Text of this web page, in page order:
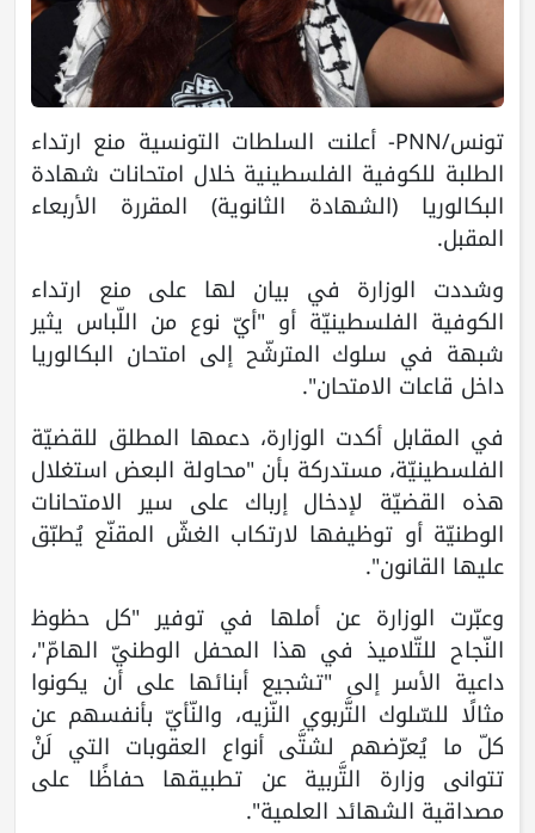
تونس/PNN- أعلنت السلطات التونسية منع ارتداء
الطلبة للكوفية الفلسطينية خلال امتحانات شهادة
البكالوريا (الشهادة الثانوية) المقررة الأربعاء
المقبل.
وشددت الوزارة في بيان لها على منع ارتداء
الكوفية الفلسطينيّة أو "أيّ نوع من اللّباس يثير
شبهة في سلوك المترشّح إلى امتحان البكالوريا
داخل قاعات الامتحان".
في المقابل أكدت الوزارة، دعمها المطلق للقضيّة
الفلسطينيّة، مستدركة بأن "محاولة البعض استغلال
هذه القضيّة لإدخال إرباك على سير الامتحانات
الوطنيّة أو توظيفها لارتكاب الغشّ المقنّع يُطبّق
عليها القانون".
وعبّرت الوزارة عن أملها في توفير "كل حظوظ
النّجاح للتّلاميذ في هذا المحفل الوطنيّ الهامّ"،
داعية الأسر إلى "تشجيع أبنائها على أن يكونوا
مثالًا للسّلوك التَّربوي النّزيه، والنّأيّ بأنفسهم عن
كلّ ما يُعرّضهم لشتَّى أنواع العقوبات التي لَنْ
تتوانى وزارة التَّربية عن تطبيقها حفاظًا على
مصداقية الشهائد العلمية".